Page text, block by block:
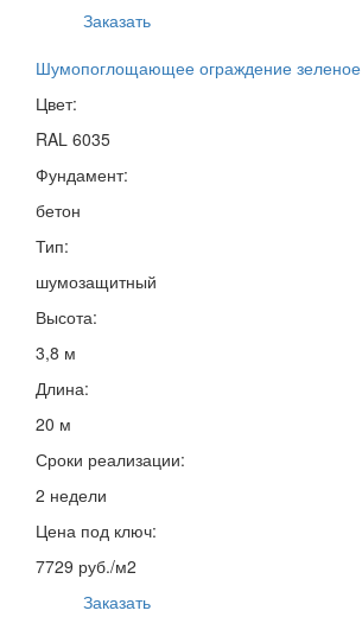
Заказать
Шумопоглощающее ограждение зеленое
Цвет:
RAL 6035
Фундамент:
бетон
Тип:
шумозащитный
Высота:
3,8 м
Длина:
20 м
Сроки реализации:
2 недели
Цена под ключ:
7729 руб./м2
Заказать